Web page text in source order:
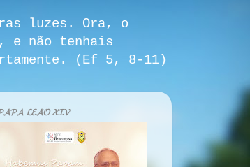
luzes. Ora, o
e não tenhais
(Ef 5, 8-11)
𝓛𝓔𝓐̃𝓞 𝓧𝓘𝓥